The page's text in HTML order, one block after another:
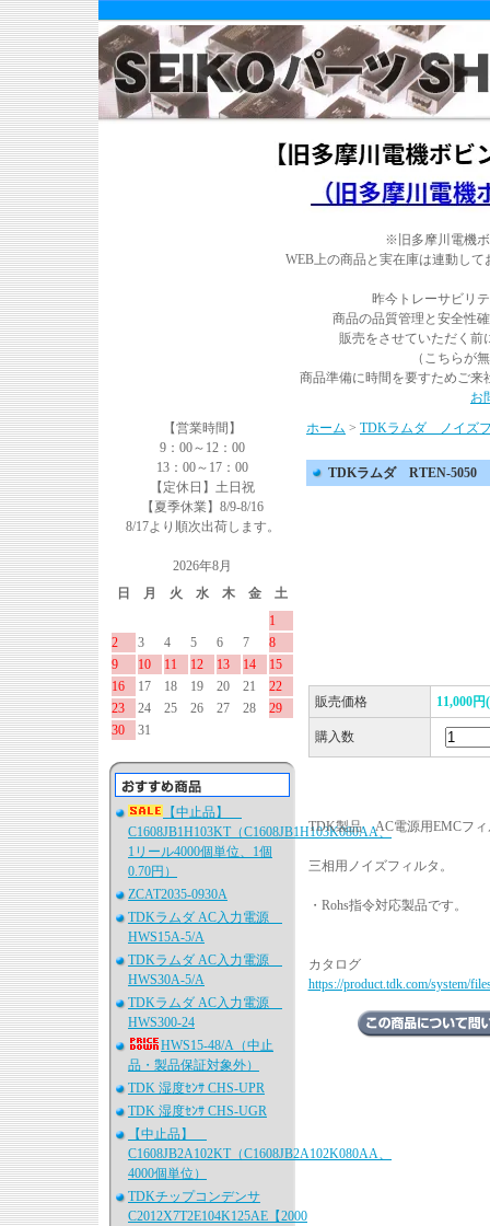
※旧多摩川電機
WEB上の商品と実在庫は連動し
昨今トレーサビリ
商品の品質管理と安全性
販売をさせていただく前
（こちらが
商品準備に時間を要すためご来
お
【営業時間】
9：00～12：00
13：00～17：00
【定休日】土日祝
【夏季休業】8/9-8/16
8/17より順次出荷します。
2026年8月
日
月 火 水 木 金
土
1
2
3 4 5 6 7
8
9
10 11 12 13 14
15
16
17 18 19 20 21
22
23
24 25 26 27 28
29
30
31
【中止品】
C1608JB1H103KT（C1608JB1H103K080AA、
1リール4000個単位、1個
0.70円）
ZCAT2035-0930A
TDKラムダ AC入力電源
HWS15A-5/A
TDKラムダ AC入力電源
HWS30A-5/A
TDKラムダ AC入力電源
HWS300-24
HWS15-48/A（中止
品・製品保証対象外）
TDK 湿度ｾﾝｻ CHS-UPR
TDK 湿度ｾﾝｻ CHS-UGR
【中止品】
C1608JB2A102KT（C1608JB2A102K080AA、
4000個単位）
TDKチップコンデンサ
C2012X7T2E104K125AE【2000
ホーム > TDKラムダ ノイズ
TDKラムダ RTEN-5050
販売価格 11,000
購入数
TDK製品 AC電源用EMCフィ
三相用ノイズフィルタ。
・Rohs指令対応製品です。
カタログ
https://product.tdk.com/system/